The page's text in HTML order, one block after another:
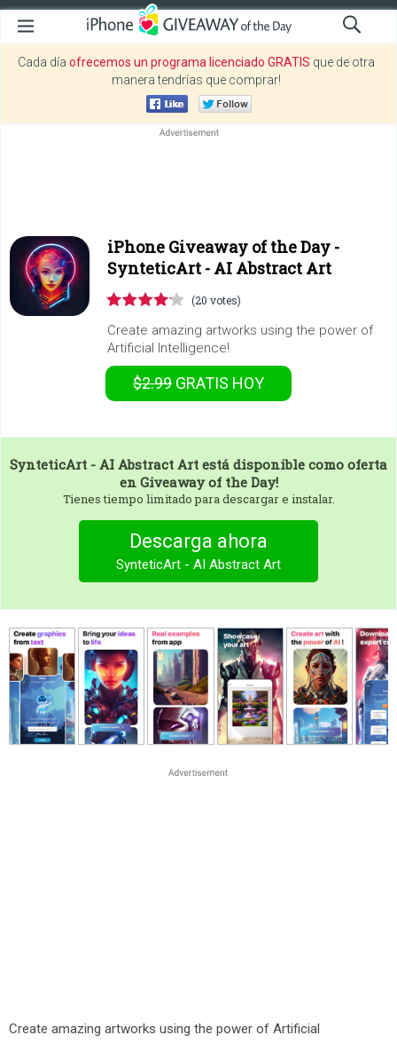
Cada día ofrecemos un programa licenciado GRATIS que de otra
manera tendrías que comprar!
iPhone Giveaway of the Day -
SynteticArt - AI Abstract Art
(20 votes)
Create amazing artworks using the power of
Artificial Intelligence!
$2.99 GRATIS HOY
SynteticArt - AI Abstract Art está disponible como oferta
en Giveaway of the Day!
Tienes tiempo limitado para descargar e instalar.
Descarga ahora
SynteticArt - AI Abstract Art
Create amazing artworks using the power of Artificial